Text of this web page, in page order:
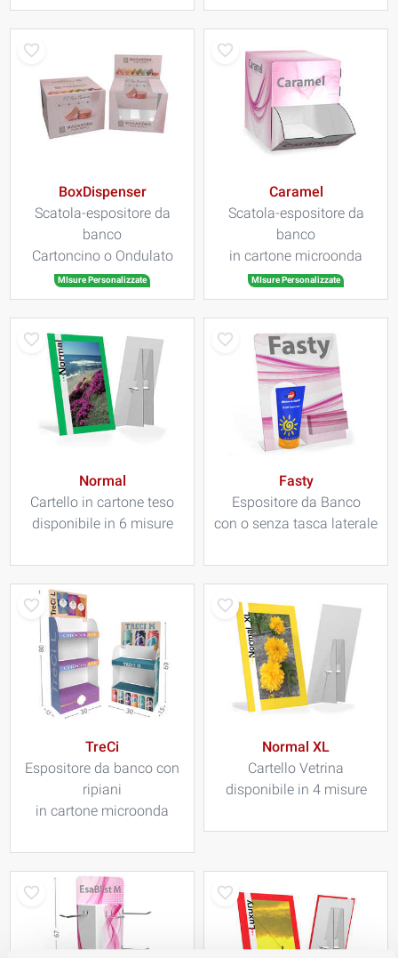
BoxDispenser
Scatola-espositore da
banco
Cartoncino o Ondulato
MIsure Personalizzate
Caramel
Scatola-espositore da
banco
in cartone microonda
MIsure Personalizzate
Normal
Cartello in cartone teso
disponibile in 6 misure
Fasty
Espositore da Banco
con o senza tasca laterale
TreCi
Espositore da banco con
ripiani
in cartone microonda
Normal XL
Cartello Vetrina
disponibile in 4 misure